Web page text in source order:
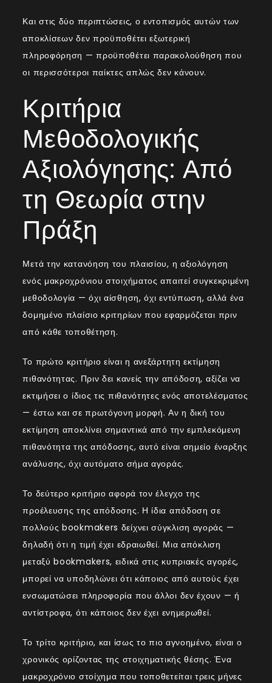
Και στις δύο περιπτώσεις, ο εντοπισμός αυτών των
αποκλίσεων δεν προϋποθέτει εξωτερική
πληροφόρηση — προϋποθέτει παρακολούθηση που
οι περισσότεροι παίκτες απλώς δεν κάνουν.
Κριτήρια
Μεθοδολογικής
Αξιολόγησης: Από
τη Θεωρία στην
Πράξη
Μετά την κατανόηση του πλαισίου, η αξιολόγηση
ενός μακροχρόνιου στοιχήματος απαιτεί συγκεκριμένη
μεθοδολογία — όχι αίσθηση, όχι εντύπωση, αλλά ένα
δομημένο πλαίσιο κριτηρίων που εφαρμόζεται πριν
από κάθε τοποθέτηση.
Το πρώτο κριτήριο είναι η ανεξάρτητη εκτίμηση
πιθανότητας. Πριν δει κανείς την απόδοση, αξίζει να
εκτιμήσει ο ίδιος τις πιθανότητες ενός αποτελέσματος
— έστω και σε πρωτόγονη μορφή. Αν η δική του
εκτίμηση αποκλίνει σημαντικά από την εμπλεκόμενη
πιθανότητα της απόδοσης, αυτό είναι σημείο έναρξης
ανάλυσης, όχι αυτόματο σήμα αγοράς.
Το δεύτερο κριτήριο αφορά τον έλεγχο της
προέλευσης της απόδοσης. Η ίδια απόδοση σε
πολλούς bookmakers δείχνει σύγκλιση αγοράς —
δηλαδή ότι η τιμή έχει εδραιωθεί. Μια απόκλιση
μεταξύ bookmakers, ειδικά στις κυπριακές αγορές,
μπορεί να υποδηλώνει ότι κάποιος από αυτούς έχει
ενσωματώσει πληροφορία που άλλοι δεν έχουν — ή
αντίστροφα, ότι κάποιος δεν έχει ενημερωθεί.
Το τρίτο κριτήριο, και ίσως το πιο αγνοημένο, είναι ο
χρονικός ορίζοντας της στοιχηματικής θέσης. Ένα
μακροχρόνιο στοίχημα που τοποθετείται τρεις μήνες